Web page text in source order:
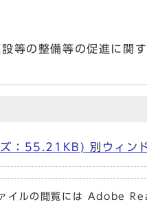
等の整備等の促進に関
：55.21KB) 別ウィン
イルの閲覧には Adobe